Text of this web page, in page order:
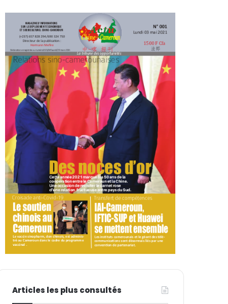
Articles les plus consultés